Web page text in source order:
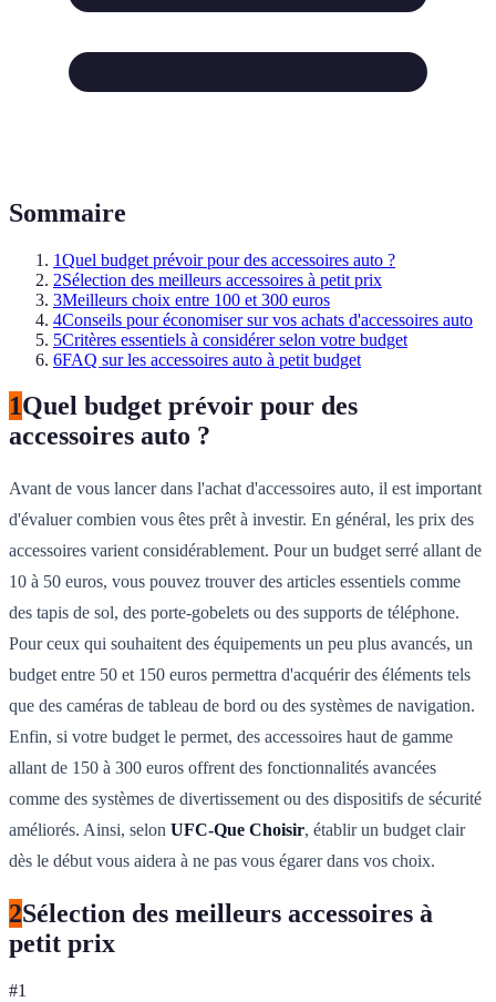
Sommaire
1Quel budget prévoir pour des accessoires auto ?
2Sélection des meilleurs accessoires à petit prix
3Meilleurs choix entre 100 et 300 euros
4Conseils pour économiser sur vos achats d'accessoires auto
5Critères essentiels à considérer selon votre budget
6FAQ sur les accessoires auto à petit budget
1Quel budget prévoir pour des
accessoires auto ?
Avant de vous lancer dans l'achat d'accessoires auto, il est important
d'évaluer combien vous êtes prêt à investir. En général, les prix des
accessoires varient considérablement. Pour un budget serré allant de
10 à 50 euros, vous pouvez trouver des articles essentiels comme
des tapis de sol, des porte-gobelets ou des supports de téléphone.
Pour ceux qui souhaitent des équipements un peu plus avancés, un
budget entre 50 et 150 euros permettra d'acquérir des éléments tels
que des caméras de tableau de bord ou des systèmes de navigation.
Enfin, si votre budget le permet, des accessoires haut de gamme
allant de 150 à 300 euros offrent des fonctionnalités avancées
comme des systèmes de divertissement ou des dispositifs de sécurité
améliorés. Ainsi, selon UFC-Que Choisir, établir un budget clair
dès le début vous aidera à ne pas vous égarer dans vos choix.
2Sélection des meilleurs accessoires à
petit prix
#1